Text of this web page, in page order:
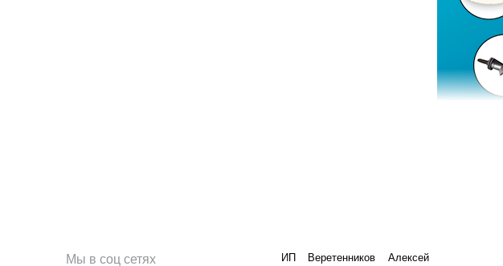
Мы в соц сетях
ИП Веретенников Алексей